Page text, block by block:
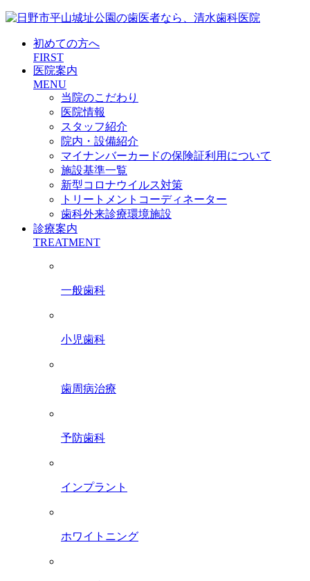
初めての方へ
FIRST
医院案内
MENU
当院のこだわり
医院情報
スタッフ紹介
院内・設備紹介
マイナンバーカードの保険証利用について
施設基準一覧
新型コロナウイルス対策
トリートメントコーディネーター
歯科外来診療環境施設
診療案内
TREATMENT
一般歯科
小児歯科
歯周病治療
予防歯科
インプラント
ホワイトニング